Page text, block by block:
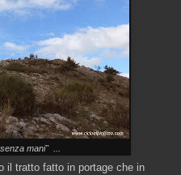
mani" ...
il tratto fatto in portage che in